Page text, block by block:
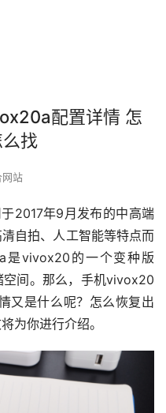
配置详情 怎
找
网站
2017年9月发布的中高端
自拍、人工智能等特点而
是vivox20的一个变种版
空间。那么，手机vivox20
又是什么呢？怎么恢复出
为你进行介绍。